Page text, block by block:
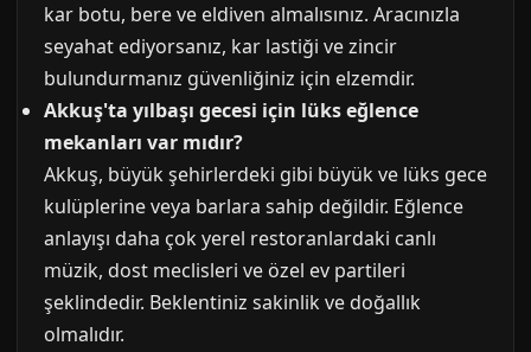
kar botu, bere ve eldiven almalısınız. Aracınızla
seyahat ediyorsanız, kar lastiği ve zincir
bulundurmanız güvenliğiniz için elzemdir.
Akkuş'ta yılbaşı gecesi için lüks eğlence
mekanları var mıdır?
Akkuş, büyük şehirlerdeki gibi büyük ve lüks gece
kulüplerine veya barlara sahip değildir. Eğlence
anlayışı daha çok yerel restoranlardaki canlı
müzik, dost meclisleri ve özel ev partileri
şeklindedir. Beklentiniz sakinlik ve doğallık
olmalıdır.